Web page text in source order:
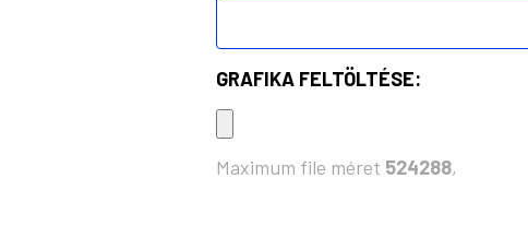
GRAFIKA FELTÖLTÉSE:
Maximum file méret 524288,